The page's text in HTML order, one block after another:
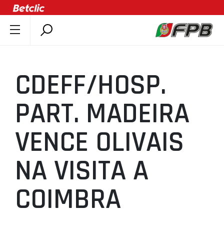
ÚLTIMAS
COMPETIÇÕES
ASSOCIAÇÕES
CLUBES
AGENTES
AGENDA
SELEÇÕES
MINIBASQUETE
CDEFF/HOSP.
PART. MADEIRA
VENCE OLIVAIS
NA VISITA A
COIMBRA